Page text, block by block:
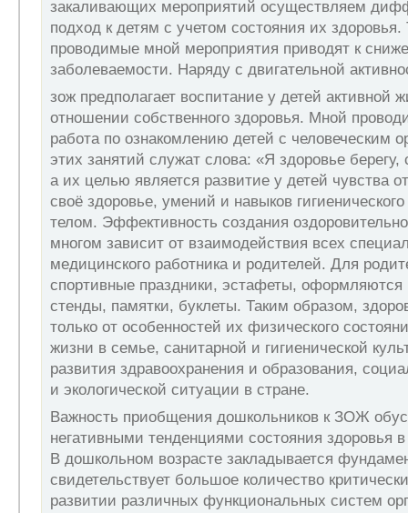
закаливающих мероприятий осуществляем
подход к детям с учетом состояния их
проводимые мной мероприятия приводят к
заболеваемости. Наряду с двигательной
зож предполагает воспитание у детей активной
отношении собственного здоровья. Мной
работа по ознакомлению детей с человеческим
этих занятий служат слова: «Я здоровье
а их целью является развитие у детей чувства
своё здоровье, умений и навыков
телом. Эффективность создания
многом зависит от взаимодействия всех
медицинского работника и родителей. Для
спортивные праздники, эстафеты,
стенды, памятки, буклеты. Таким образом,
только от особенностей их физического
жизни в семье, санитарной и гигиенической
развития здравоохранения и образования,
и экологической ситуации в стране.
Важность приобщения дошкольников к ЗОЖ
негативными тенденциями состояния здоровья
В дошкольном возрасте закладывается
свидетельствует большое количество
развитии различных функциональных систем